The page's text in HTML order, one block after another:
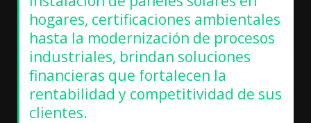
hogares, certificaciones ambientales
hasta la modernización de procesos
industriales, brindan soluciones
financieras que fortalecen la
rentabilidad y competitividad de sus
clientes.